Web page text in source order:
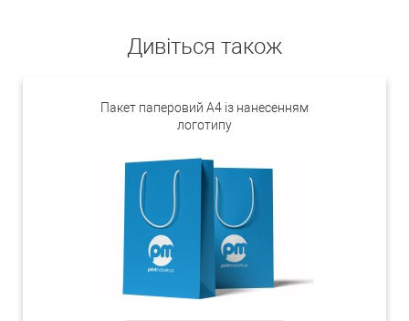
Дивіться також
Пакет паперовий А4 із нанесенням
логотипу